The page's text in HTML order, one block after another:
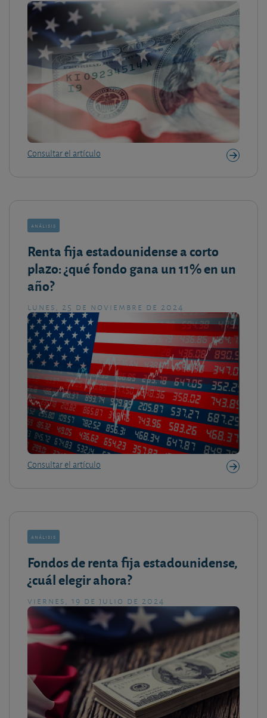
Consultar el artículo
análisis
Renta fija estadounidense a corto
plazo: ¿qué fondo gana un 11% en un
año?
lunes, 25 de noviembre de 2024
Consultar el artículo
análisis
Fondos de renta fija estadounidense,
¿cuál elegir ahora?
viernes, 19 de julio de 2024